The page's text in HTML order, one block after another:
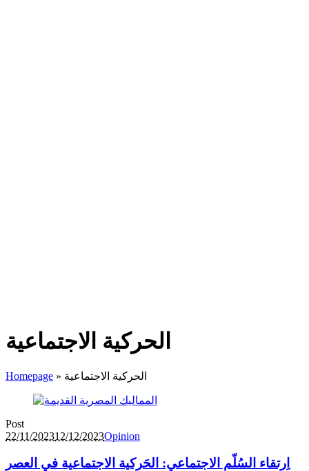
الحركية الاجتماعية
Homepage » الحركية الاجتماعية
Post
22/11/202312/12/2023Opinion
اِرتقاء السُلّم الاجتماعي: الحَركية الاجتماعية في العصر